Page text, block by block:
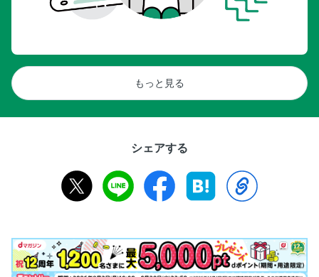
もっと見る
シェアする